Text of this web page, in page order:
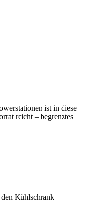
ist in diese
reicht – begrenztes
Kühlschrank